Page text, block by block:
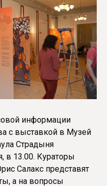
информации
с выставкой в Музей
Страдыня
в 13.00. Кураторы
Салакс представят
а на вопросы